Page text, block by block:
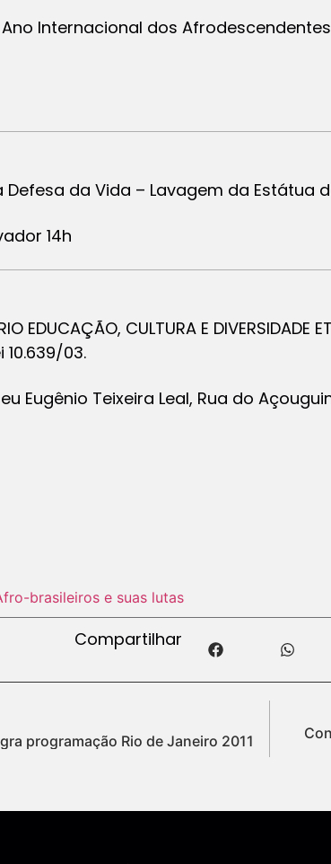
Ano Internacional dos
Defesa da Vida – Lavagem da Estátua
14h
EDUCAÇÃO, CULTURA E
03.
Eugênio Teixeira Leal, Rua do
brasileiros e suas lutas
Compartilhar
programação Rio de Janeiro 2011